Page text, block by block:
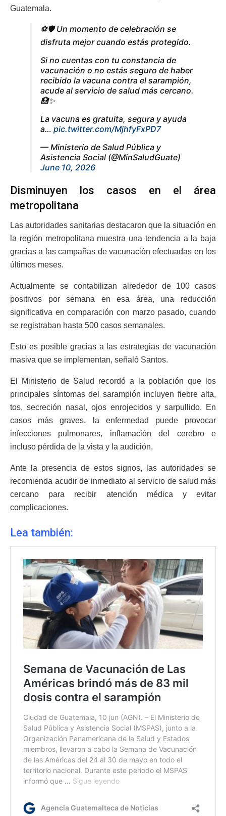
Guatemala.
⚽🛡️ Un momento de celebración se
disfruta mejor cuando estás protegido.
Si no cuentas con tu constancia de
vacunación o no estás seguro de haber
recibido la vacuna contra el sarampión,
acude al servicio de salud más cercano.
🏥✨
La vacuna es gratuita, segura y ayuda
a… pic.twitter.com/MjhfyFxPD7
— Ministerio de Salud Pública y
Asistencia Social (@MinSaludGuate)
June 10, 2026
Disminuyen los casos en el área
metropolitana
Las autoridades sanitarias destacaron que la situación en
la región metropolitana muestra una tendencia a la baja
gracias a las campañas de vacunación efectuadas en los
últimos meses.
Actualmente se contabilizan alrededor de 100 casos
positivos por semana en esa área, una reducción
significativa en comparación con marzo pasado, cuando
se registraban hasta 500 casos semanales.
Esto es posible gracias a las estrategias de vacunación
masiva que se implementan, señaló Santos.
El Ministerio de Salud recordó a la población que los
principales síntomas del sarampión incluyen fiebre alta,
tos, secreción nasal, ojos enrojecidos y sarpullido. En
casos más graves, la enfermedad puede provocar
infecciones pulmonares, inflamación del cerebro e
incluso pérdida de la vista y la audición.
Ante la presencia de estos signos, las autoridades se
recomienda acudir de inmediato al servicio de salud más
cercano para recibir atención médica y evitar
complicaciones.
Lea también: